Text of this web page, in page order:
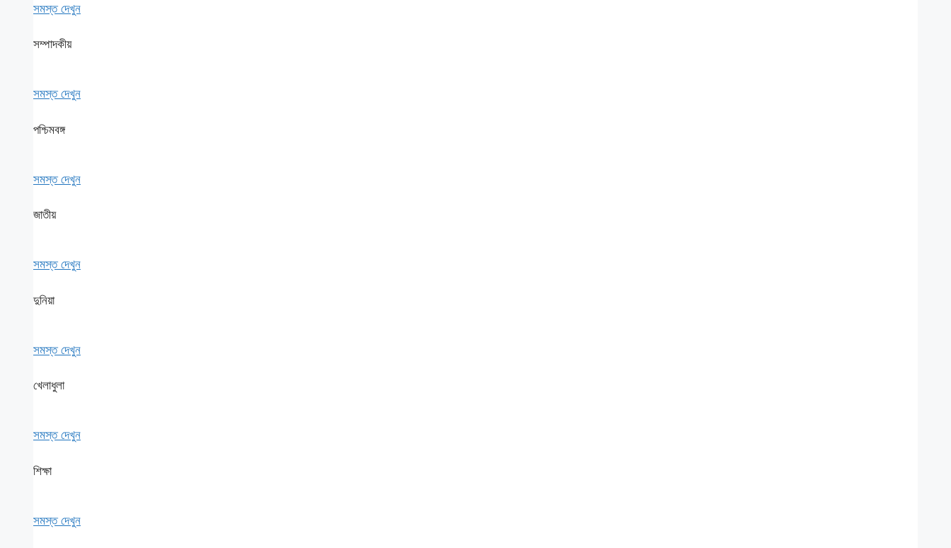
সমস্ত দেখুন
সম্পাদকীয়
সমস্ত দেখুন
পশ্চিমবঙ্গ
সমস্ত দেখুন
জাতীয়
সমস্ত দেখুন
দুনিয়া
সমস্ত দেখুন
খেলাধুলা
সমস্ত দেখুন
শিক্ষা
সমস্ত দেখুন